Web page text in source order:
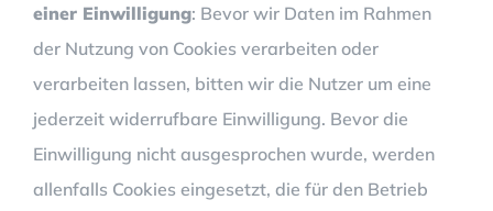
einer Einwilligung: Bevor wir Daten im Rahmen
der Nutzung von Cookies verarbeiten oder
verarbeiten lassen, bitten wir die Nutzer um eine
jederzeit widerrufbare Einwilligung. Bevor die
Einwilligung nicht ausgesprochen wurde, werden
allenfalls Cookies eingesetzt, die für den Betrieb